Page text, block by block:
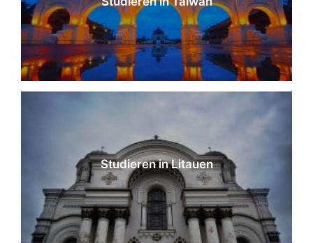
Studieren in Litauen